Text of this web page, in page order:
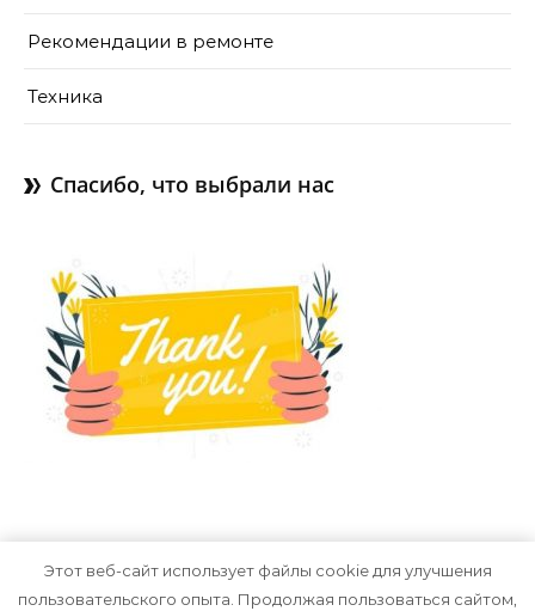
Рекомендации в ремонте
Техника
Спасибо, что выбрали нас
Этот веб-сайт использует файлы cookie для улучшения
пользовательского опыта. Продолжая пользоваться сайтом,